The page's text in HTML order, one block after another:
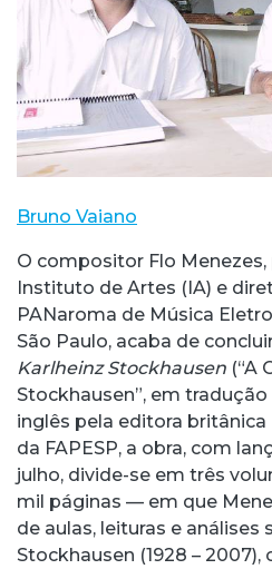
Bruno Vaiano
O compositor Flo
Instituto de Artes (IA) e
PANaroma de Música
São Paulo, acaba de
Karlheinz Stockhausen (“A
Stockhausen”, em
inglês pela editora
da FAPESP, a obra, com
julho, divide-se em três
mil páginas — em que
de aulas, leituras e análises
Stockhausen (1928 –